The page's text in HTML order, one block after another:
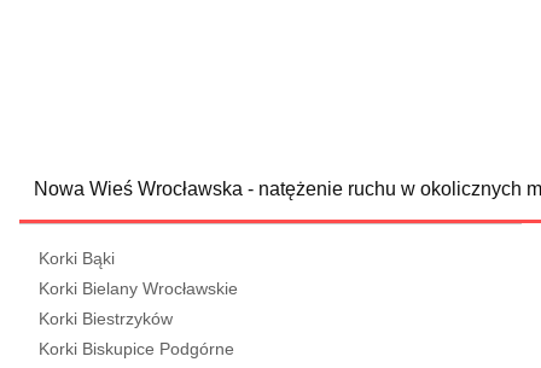
Nowa Wieś Wrocławska - natężenie ruchu w okolicznych
Korki Bąki
Korki Bielany Wrocławskie
Korki Biestrzyków
Korki Biskupice Podgórne